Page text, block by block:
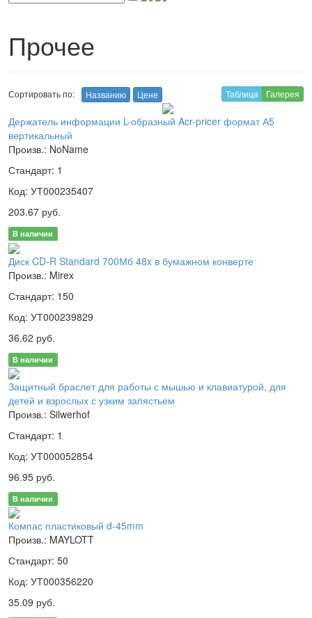
Прочее
Сортировать по: Названию Цене Таблица Галерея
Держатель информации L-образный Acr-pricer формат А5
вертикальный
Произв.: NoName
Стандарт: 1
Код: УТ000235407
203.67 руб.
В наличии
Диск CD-R Standard 700Мб 48x в бумажном конверте
Произв.: Mirex
Стандарт: 150
Код: УТ000239829
36.62 руб.
В наличии
Защитный браслет для работы с мышью и клавиатурой, для
детей и взрослых с узким запястьем
Произв.: Silwerhof
Стандарт: 1
Код: УТ000052854
96.95 руб.
В наличии
Компас пластиковый d-45mm
Произв.: MAYLOTT
Стандарт: 50
Код: УТ000356220
35.09 руб.